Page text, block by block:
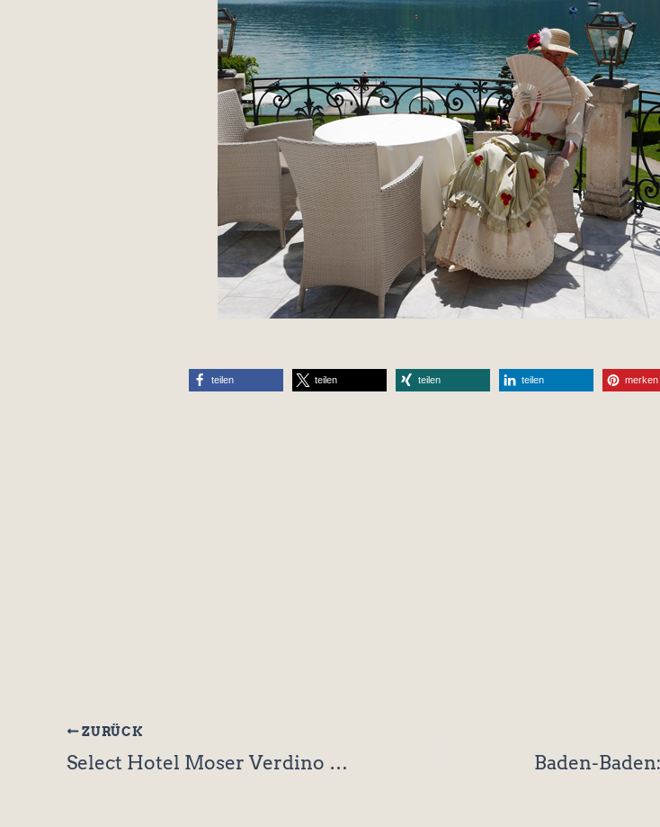
teilen teilen teilen teilen merken
ZURÜCK
Select Hotel Moser Verdino (Klagenfurt/ Österreich)